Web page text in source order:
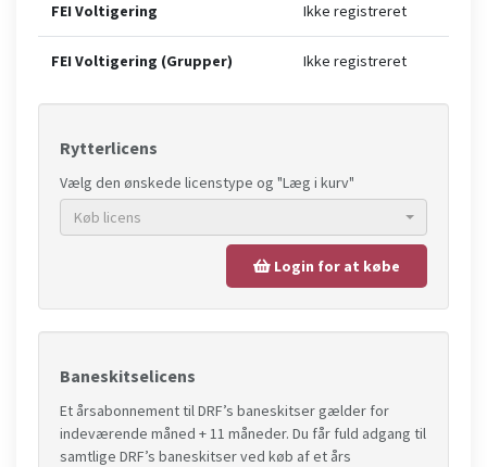
FEI Voltigering Ikke registreret
FEI Voltigering (Grupper) Ikke registreret
Rytterlicens
Vælg den ønskede licenstype og "Læg i kurv"
Køb licens
Login for at købe
Baneskitselicens
Et årsabonnement til DRF’s baneskitser gælder for
indeværende måned + 11 måneder. Du får fuld adgang til
samtlige DRF’s baneskitser ved køb af et års